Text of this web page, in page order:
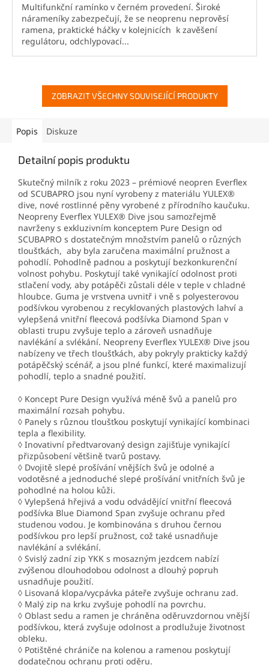
Multifunkční ramínko v černém provedení. Široké
nárameníky zabezpečují, že se neoprenu neprověsí
ramena, praktické háčky v kolejnicích k zavěšení
regulátoru, odchlypovací...
ZOBRAZIT VŠECHNY SOUVISEJÍCÍ PRODUKTY
Popis Diskuze
Detailní popis produktu
Skutečný milník z roku 2023 – prémiové neopren Everflex
od SCUBAPRO jsou nyní vyrobeny z materiálu YULEX®
dive, nové rostlinné pěny vyrobené z přírodního kaučuku.
Neopreny Everflex YULEX® Dive jsou samozřejmě
navrženy s exkluzivním konceptem Pure Design od
SCUBAPRO s dostatečným množstvím panelů o různých
tloušťkách, aby byla zaručena maximální pružnost a
pohodlí. Pohodlně padnou a poskytují bezkonkurenční
volnost pohybu. Poskytují také vynikající odolnost proti
stlačení vody, aby potápěči zůstali déle v teple v chladné
hloubce. Guma je vrstvena uvnitř i vně s polyesterovou
podšívkou vyrobenou z recyklovaných plastových lahví a
vylepšená vnitřní fleecová podšívka Diamond Span v
oblasti trupu zvyšuje teplo a zároveň usnadňuje
navlékání a svlékání. Neopreny Everflex YULEX® Dive jsou
nabízeny ve třech tloušťkách, aby pokryly prakticky každý
potápěčský scénář, a jsou plné funkcí, které maximalizují
pohodlí, teplo a snadné použití.
◊ Koncept Pure Design využívá méně švů a panelů pro
maximální rozsah pohybu.
◊ Panely s různou tloušťkou poskytují vynikající kombinaci
tepla a flexibility.
◊ Inovativní předtvarovaný design zajišťuje vynikající
přizpůsobení většině tvarů postavy.
◊ Dvojitě slepé prošívání vnějších švů je odolné a
vodotěsné a jednoduché slepé prošívání vnitřních švů je
pohodlné na holou kůži.
◊ Vylepšená hřejivá a vodu odvádějící vnitřní fleecová
podšívka Blue Diamond Span zvyšuje ochranu před
studenou vodou. Je kombinována s druhou černou
podšívkou pro lepší pružnost, což také usnadňuje
navlékání a svlékání.
◊ Svislý zadní zip YKK s mosazným jezdcem nabízí
zvýšenou dlouhodobou odolnost a dlouhý popruh
usnadňuje použití.
◊ Lisovaná klopa/vycpávka páteře zvyšuje ochranu zad.
◊ Malý zip na krku zvyšuje pohodlí na povrchu.
◊ Oblast sedu a ramen je chráněna oděruvzdornou vnější
podšívkou, která zvyšuje odolnost a prodlužuje životnost
obleku.
◊ Potištěné chrániče na kolenou a ramenou poskytují
dodatečnou ochranu proti oděru.